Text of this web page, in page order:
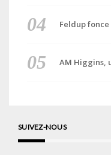
Feldup
AM Higgins,
SUIVEZ-NOUS